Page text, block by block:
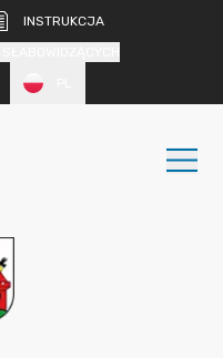
INSTRUKCJA